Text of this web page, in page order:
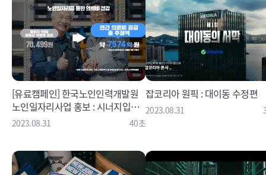
[유료캠페인] 한국노인인력개발원
노인일자리사업 홍보 : 시너지입니
다편
2023.08.31 40초
잡코리아 원픽 : 대이동 수정편
2023.08.31